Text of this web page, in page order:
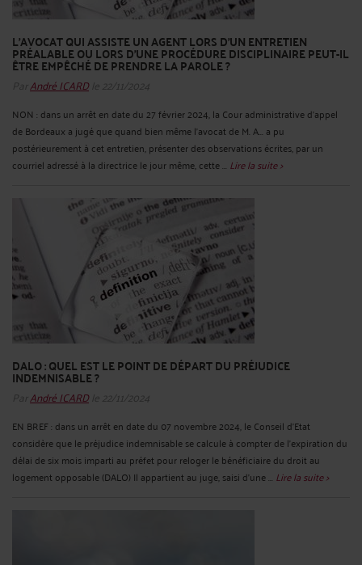
L’AVOCAT QUI ASSISTE UN AGENT LORS D’UN ENTRETIEN
PRÉALABLE OU LORS D’UNE PROCÉDURE DISCIPLINAIRE PEUT-IL
ÊTRE EMPÊCHÉ DE PRENDRE LA PAROLE ?
ParAndré ICARDle 22/11/2024
NON : dans un arrêt en date du 27 février 2024, la Cour administrative d’appel
de Bordeaux a jugé que quand bien même l'avocat de M. A... a pu
postérieurement à cet entretien, présenter des observations écrites, par un
courriel adressé à la directrice le jour même, cette ... Lire la suite >
DALO : QUEL EST LE POINT DE DÉPART DU PRÉJUDICE
INDEMNISABLE ?
ParAndré ICARDle 22/11/2024
EN BREF : dans un arrêt en date du 07 novembre 2024, le Conseil d’Etat
considère que le préjudice indemnisable se calcule à compter de l’expiration du
délai de six mois imparti au préfet pour reloger le bénéficiaire du droit au
logement opposable (DALO) Il appartient au juge, saisi d’une ... Lire la suite >